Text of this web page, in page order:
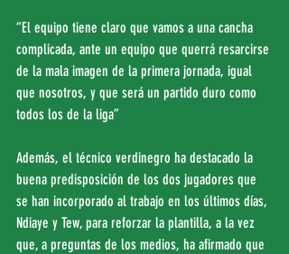
“El equipo tiene claro que vamos a una cancha
complicada, ante un equipo que querrá resarcirse
de la mala imagen de la primera jornada, igual
que nosotros, y que será un partido duro como
todos los de la liga”
Además, el técnico verdinegro ha destacado la
buena predisposición de los dos jugadores que
se han incorporado al trabajo en los últimos días,
Ndiaye y Tew, para reforzar la plantilla, a la vez
que, a preguntas de los medios, ha afirmado que